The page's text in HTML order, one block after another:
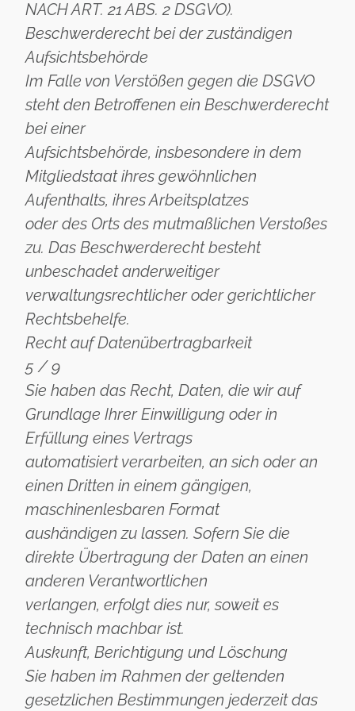
NACH ART. 21 ABS. 2 DSGVO).
Beschwerderecht bei der zuständigen
Aufsichtsbehörde
Im Falle von Verstößen gegen die DSGVO
steht den Betroffenen ein Beschwerderecht
bei einer
Aufsichtsbehörde, insbesondere in dem
Mitgliedstaat ihres gewöhnlichen
Aufenthalts, ihres Arbeitsplatzes
oder des Orts des mutmaßlichen Verstoßes
zu. Das Beschwerderecht besteht
unbeschadet anderweitiger
verwaltungsrechtlicher oder gerichtlicher
Rechtsbehelfe.
Recht auf Datenübertragbarkeit
5 / 9
Sie haben das Recht, Daten, die wir auf
Grundlage Ihrer Einwilligung oder in
Erfüllung eines Vertrags
automatisiert verarbeiten, an sich oder an
einen Dritten in einem gängigen,
maschinenlesbaren Format
aushändigen zu lassen. Sofern Sie die
direkte Übertragung der Daten an einen
anderen Verantwortlichen
verlangen, erfolgt dies nur, soweit es
technisch machbar ist.
Auskunft, Berichtigung und Löschung
Sie haben im Rahmen der geltenden
gesetzlichen Bestimmungen jederzeit das